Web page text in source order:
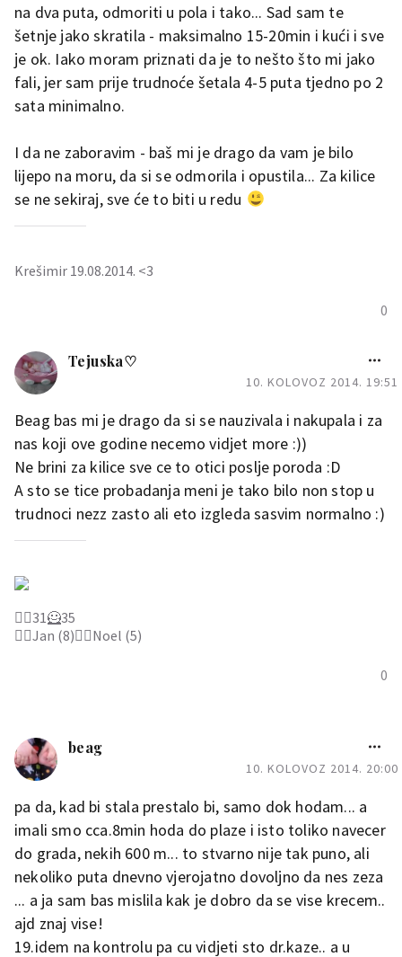
na dva puta, odmoriti u pola i tako... Sad sam te
šetnje jako skratila - maksimalno 15-20min i kući i sve
je ok. Iako moram priznati da je to nešto što mi jako
fali, jer sam prije trudnoće šetala 4-5 puta tjedno po 2
sata minimalno.
I da ne zaboravim - baš mi je drago da vam je bilo
lijepo na moru, da si se odmorila i opustila... Za kilice
se ne sekiraj, sve će to biti u redu
0
Krešimir 19.08.2014. <3
Tejuska♡
10. KOLOVOZ 2014. 19:51
Beag bas mi je drago da si se nauzivala i nakupala i za
nas koji ove godine necemo vidjet more :))
Ne brini za kilice sve ce to otici poslje poroda :D
A sto se tice probadanja meni je tako bilo non stop u
trudnoci nezz zasto ali eto izgleda sasvim normalno :)
0
🦸‍♀️31🦸35
🙋‍♂️Jan (8)🙆‍♂️Noel (5)
beag
10. KOLOVOZ 2014. 20:00
pa da, kad bi stala prestalo bi, samo dok hodam... a
imali smo cca.8min hoda do plaze i isto toliko navecer
do grada, nekih 600 m... to stvarno nije tak puno, ali
nekoliko puta dnevno vjerojatno dovoljno da nes zeza
... a ja sam bas mislila kak je dobro da se vise krecem..
ajd znaj vise!
19.idem na kontrolu pa cu vidjeti sto dr.kaze.. a u